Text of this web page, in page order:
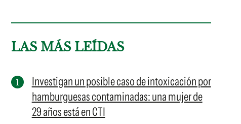
LAS MÁS LEÍDAS
Investigan un posible caso de intoxicación por
hamburguesas contaminadas: una mujer de
29 años está en CTI